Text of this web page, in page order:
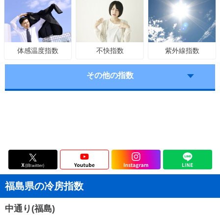
体感温度指数 不快指数 紫外線指数
その他の指数
福島県の冷房指数
中通り(福島)